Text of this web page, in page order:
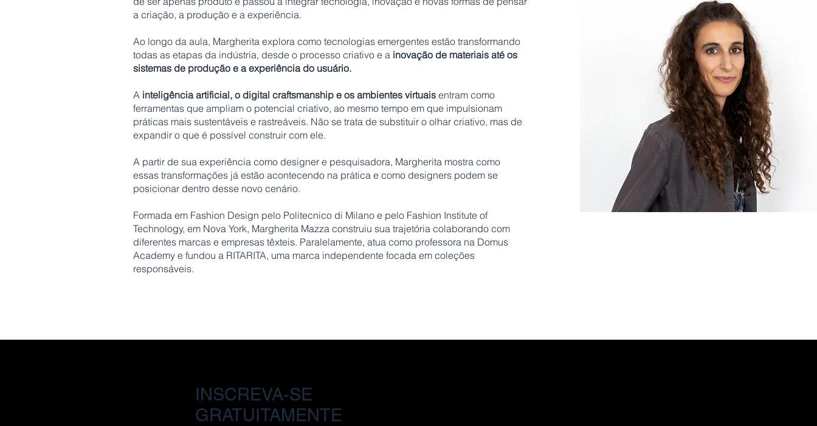
a criação, a produção e a experiência.
Ao longo da aula, Margherita explora como tecnologias emergentes estão transformando
todas as etapas da indústria, desde o processo criativo e a inovação de materiais até os
sistemas de produção e a experiência do usuário.
A inteligência artificial, o digital craftsmanship e os ambientes virtuais entram como
ferramentas que ampliam o potencial criativo, ao mesmo tempo em que impulsionam
práticas mais sustentáveis e rastreáveis. Não se trata de substituir o olhar criativo, mas de
expandir o que é possível construir com ele.
A partir de sua experiência como designer e pesquisadora, Margherita mostra como
essas transformações já estão acontecendo na prática e como designers podem se
posicionar dentro desse novo cenário.
Formada em Fashion Design pelo Politecnico di Milano e pelo Fashion Institute of
Technology, em Nova York, Margherita Mazza construiu sua trajetória colaborando com
diferentes marcas e empresas têxteis. Paralelamente, atua como professora na Domus
Academy e fundou a RITARITA, uma marca independente focada em coleções
responsáveis.
INSCREVA-SE
GRATUITAMENTE